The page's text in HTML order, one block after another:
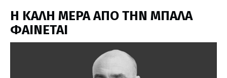
H ΚΑΛΗ ΜΕΡΑ ΑΠΟ ΤΗΝ ΜΠΑΛΑ
ΦΑΙΝΕΤΑΙ